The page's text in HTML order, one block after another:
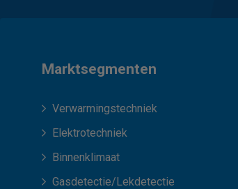
Marktsegmenten
Verwarmingstechniek
Elektrotechniek
Binnenklimaat
Gasdetectie/Lekdetectie